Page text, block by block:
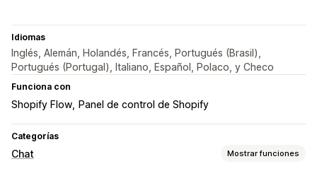
Idiomas
Inglés, Alemán, Holandés, Francés, Portugués (Brasil),
Portugués (Portugal), Italiano, Español, Polaco, y Checo
Funciona con
Shopify Flow Panel de control de Shopify
Categorías
Chat Mostrar funciones